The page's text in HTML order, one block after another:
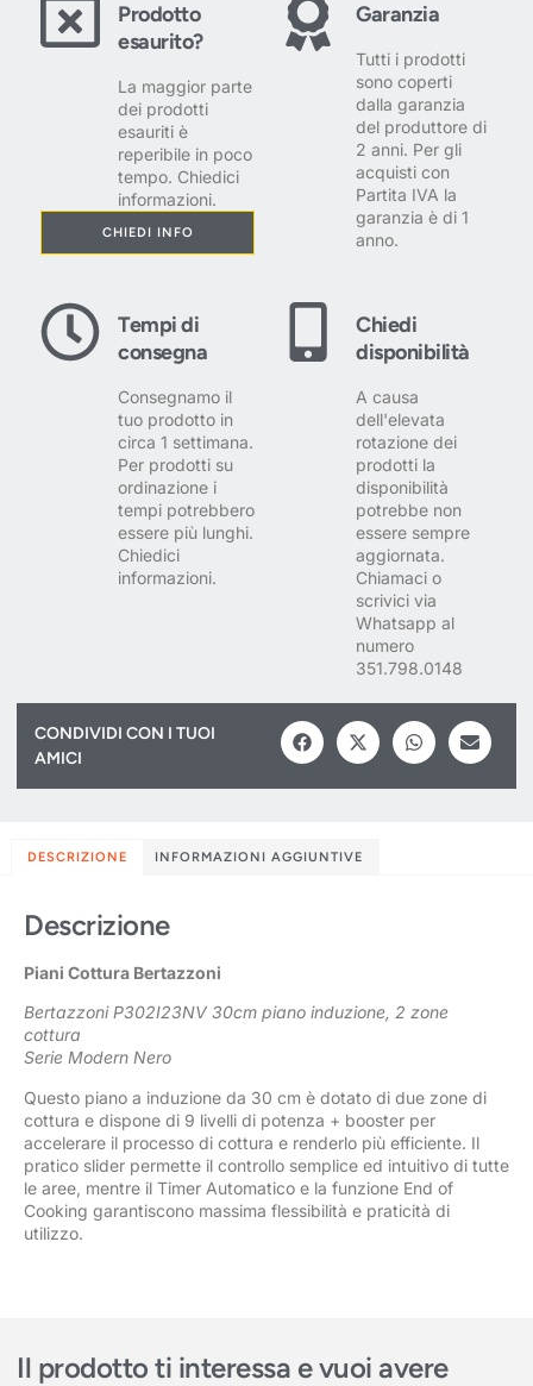
Prodotto
esaurito?
La maggior parte
dei prodotti
esauriti è
reperibile in poco
tempo. Chiedici
informazioni.
CHIEDI INFO
Garanzia
Tutti i prodotti
sono coperti
dalla garanzia
del produttore di
2 anni. Per gli
acquisti con
Partita IVA la
garanzia è di 1
anno.
Tempi di
consegna
Consegnamo il
tuo prodotto in
circa 1 settimana.
Per prodotti su
ordinazione i
tempi potrebbero
essere più lunghi.
Chiedici
informazioni.
Chiedi
disponibilità
A causa
dell'elevata
rotazione dei
prodotti la
disponibilità
potrebbe non
essere sempre
aggiornata.
Chiamaci o
scrivici via
Whatsapp al
numero
351.798.0148
CONDIVIDI CON I TUOI
AMICI
DESCRIZIONE INFORMAZIONI AGGIUNTIVE
Descrizione
Piani Cottura Bertazzoni
Bertazzoni P302I23NV 30cm piano induzione, 2 zone
cottura
Serie Modern Nero
Questo piano a induzione da 30 cm è dotato di due zone di
cottura e dispone di 9 livelli di potenza + booster per
accelerare il processo di cottura e renderlo più efficiente. Il
pratico slider permette il controllo semplice ed intuitivo di tutte
le aree, mentre il Timer Automatico e la funzione End of
Cooking garantiscono massima flessibilità e praticità di
utilizzo.
Il prodotto ti interessa e vuoi avere